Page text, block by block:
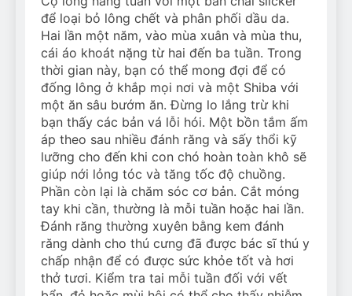
để loại bỏ lông chết và phân phối dầu da.
Hai lần một năm, vào mùa xuân và mùa thu,
cái áo khoát nặng từ hai đến ba tuần. Trong
thời gian này, bạn có thể mong đợi để có
đống lông ở khắp mọi nơi và một Shiba với
một ăn sâu bướm ăn. Đừng lo lắng trừ khi
bạn thấy các bản vá lỗi hói. Một bồn tắm ấm
áp theo sau nhiều đánh răng và sấy thổi kỹ
lưỡng cho đến khi con chó hoàn toàn khô sẽ
giúp nới lỏng tóc và tăng tốc độ chuồng.
Phần còn lại là chăm sóc cơ bản. Cắt móng
tay khi cần, thường là mỗi tuần hoặc hai lần.
Đánh răng thường xuyên bằng kem đánh
răng dành cho thú cưng đã được bác sĩ thú y
chấp nhận để có được sức khỏe tốt và hơi
thở tươi. Kiểm tra tai mỗi tuần đối với vết